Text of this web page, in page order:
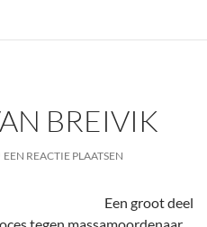
BREIVIK
EEN REACTIE PLAATSEN
Een groot deel